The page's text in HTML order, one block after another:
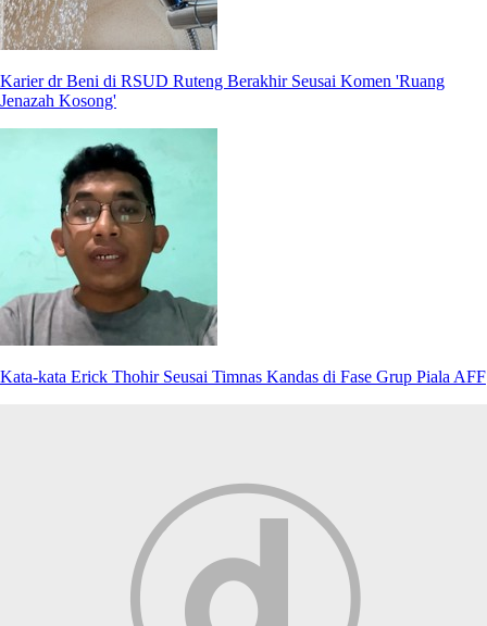
Karier dr Beni di RSUD Ruteng Berakhir Seusai Komen 'Ruang
Jenazah Kosong'
Kata-kata Erick Thohir Seusai Timnas Kandas di Fase Grup Piala AFF